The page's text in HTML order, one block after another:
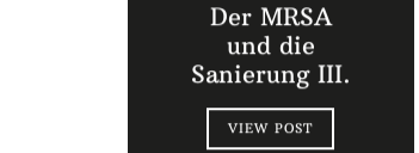
Der MRSA
und die
Sanierung III.
VIEW POST